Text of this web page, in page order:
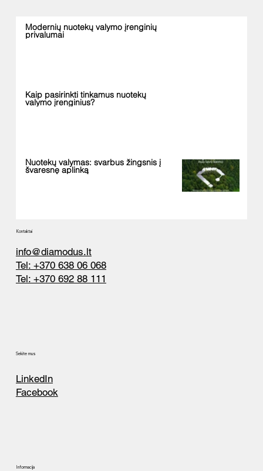
Modernių nuotekų valymo įrenginių
privalumai
Kaip pasirinkti tinkamus nuotekų
valymo įrenginius?
Nuotekų valymas: svarbus žingsnis į
švaresnę aplinką
Informacija
Sekite mus
LinkedIn
Facebook
Kontaktai
info@diamodus.lt
Tel: +370 638 06 068
Tel: +370 692 88 111